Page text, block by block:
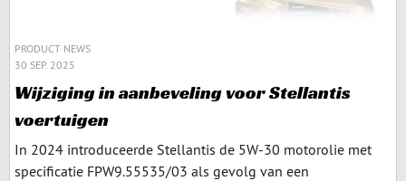
PRODUCT NEWS
30 SEP. 2025
Wijziging in aanbeveling voor Stellantis
voertuigen
In 2024 introduceerde Stellantis de 5W-30 motorolie met
specificatie FPW9.55535/03 als gevolg van een